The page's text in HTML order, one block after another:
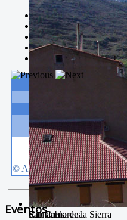
San Pablo
Río Camarena
Camarena de la Sierra
Solidaria carrera - 7
Temporal de Febrero
Nevada Enero 2018
La estación de esquí de
Larga vida a las escuelas
Eventos